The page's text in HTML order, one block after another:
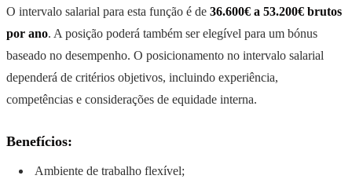
O intervalo salarial para esta função é de 36.600€ a 53.200€ brutos
por ano. A posição poderá também ser elegível para um bónus
baseado no desempenho. O posicionamento no intervalo salarial
dependerá de critérios objetivos, incluindo experiência,
competências e considerações de equidade interna.
Benefícios:
Ambiente de trabalho flexível;